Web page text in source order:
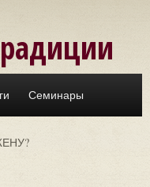
Семинары